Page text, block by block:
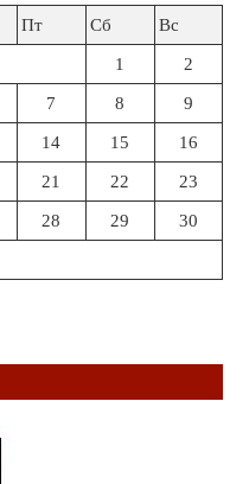
Пт Сб Вс
1 2
7 8 9
14 15 16
21 22 23
28 29 30